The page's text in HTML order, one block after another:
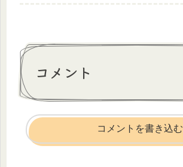
コメント
コメントを書き込む